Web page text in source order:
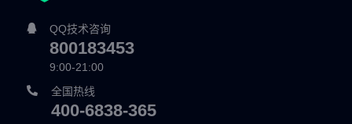
QQ技术咨询
800183453
9:00-21:00
全国热线
400-6838-365